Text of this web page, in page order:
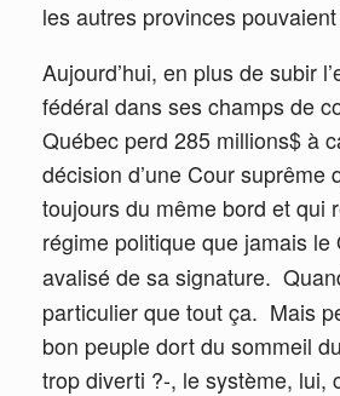
les autres provinces
Aujourd’hui, en plus de subir
fédéral dans ses champs de
Québec perd 285 millions$ à
décision d’une Cour suprême
toujours du même bord et qui
régime politique que jamais le
avalisé de sa signature.
particulier que tout ça. Mais
bon peuple dort du sommeil
trop diverti ?-, le système, lui,